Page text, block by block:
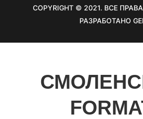
COPYRIGHT © 2021. ВСЕ
РАЗРАБОТАНО